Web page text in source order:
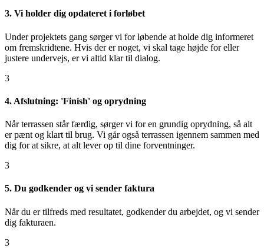
3. Vi holder dig opdateret i forløbet
Under projektets gang sørger vi for løbende at holde dig informeret
om fremskridtene. Hvis der er noget, vi skal tage højde for eller
justere undervejs, er vi altid klar til dialog.
3
4. Afslutning: 'Finish' og oprydning
Når terrassen står færdig, sørger vi for en grundig oprydning, så alt
er pænt og klart til brug. Vi går også terrassen igennem sammen med
dig for at sikre, at alt lever op til dine forventninger.
3
5. Du godkender og vi sender faktura
Når du er tilfreds med resultatet, godkender du arbejdet, og vi sender
dig fakturaen.
3